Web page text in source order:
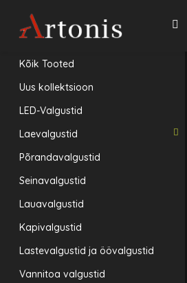
Kõik Tooted
Uus kollektsioon
LED-Valgustid
Laevalgustid
Põrandavalgustid
Seinavalgustid
Lauavalgustid
Kapivalgustid
Lastevalgustid ja öövalgustid
Vannitoa valgustid